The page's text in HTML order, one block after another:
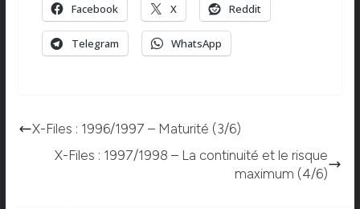
Facebook X Reddit
Telegram WhatsApp
X-Files : 1996/1997 – Maturité (3/6)
X-Files : 1997/1998 – La continuité et le risque
maximum (4/6)